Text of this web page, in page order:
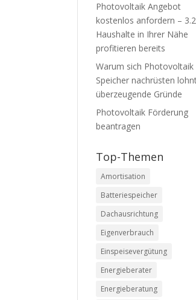
Photovoltaik Angebot
kostenlos anfordern –
Haushalte in Ihrer Nähe
profitieren bereits
Warum sich Photovoltaik
Speicher nachrüsten
überzeugende Gründe
Photovoltaik Förderung
beantragen
Top-Themen
Amortisation
Batteriespeicher
Dachausrichtung
Eigenverbrauch
Einspeisevergütung
Energieberater
Energieberatung